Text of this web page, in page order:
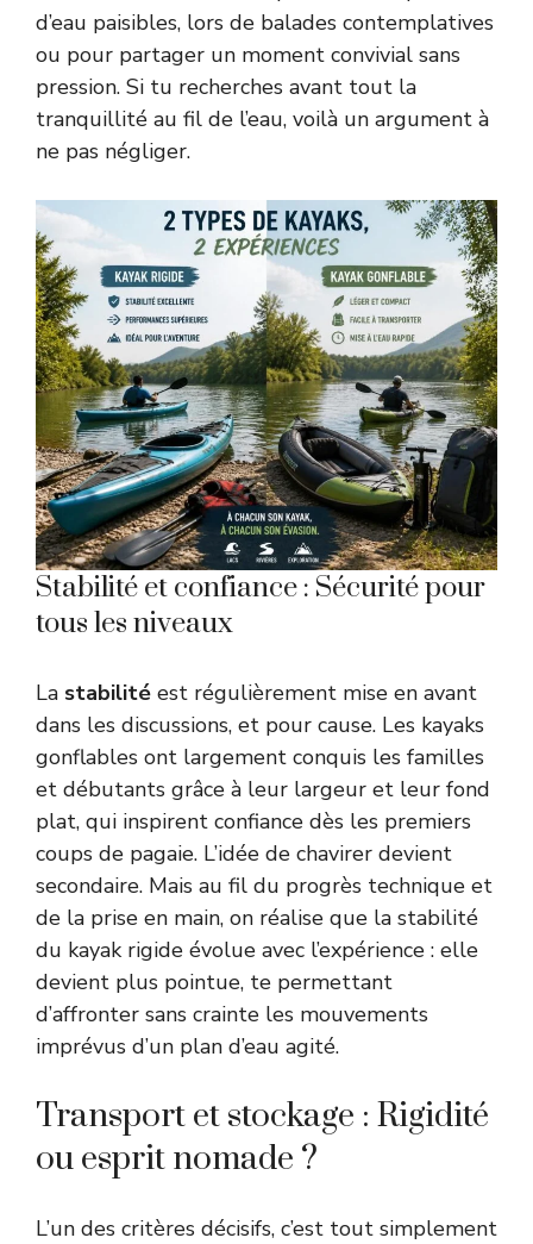
d’eau paisibles, lors de balades contemplatives
ou pour partager un moment convivial sans
pression. Si tu recherches avant tout la
tranquillité au fil de l’eau, voilà un argument à
ne pas négliger.
Stabilité et confiance : Sécurité pour
tous les niveaux
La stabilité est régulièrement mise en avant
dans les discussions, et pour cause. Les kayaks
gonflables ont largement conquis les familles
et débutants grâce à leur largeur et leur fond
plat, qui inspirent confiance dès les premiers
coups de pagaie. L’idée de chavirer devient
secondaire. Mais au fil du progrès technique et
de la prise en main, on réalise que la stabilité
du kayak rigide évolue avec l’expérience : elle
devient plus pointue, te permettant
d’affronter sans crainte les mouvements
imprévus d’un plan d’eau agité.
Transport et stockage : Rigidité
ou esprit nomade ?
L’un des critères décisifs, c’est tout simplement